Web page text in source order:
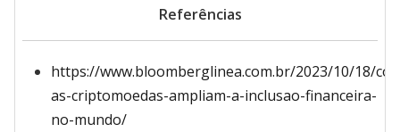
Referências
https://www.bloomberglinea.com.br/2023/10/18/
as-criptomoedas-ampliam-a-inclusao-financeira-
no-mundo/